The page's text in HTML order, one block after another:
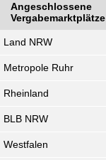
Angeschlossene
Vergabemarktplätze
Land NRW
Metropole Ruhr
Rheinland
BLB NRW
Westfalen